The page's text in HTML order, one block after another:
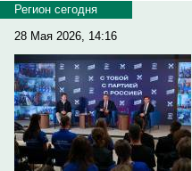
Регион сегодня
28 Мая 2026, 14:16